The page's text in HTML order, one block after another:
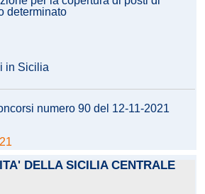
determinato
in Sicilia
numero 90 del 12-11-2021
DELLA SICILIA CENTRALE